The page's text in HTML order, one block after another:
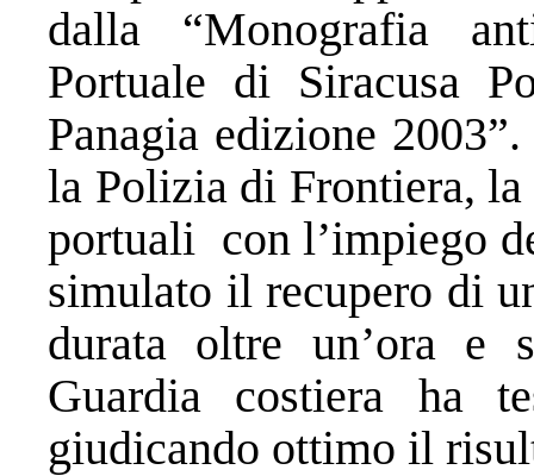
dalla “Monografia
Portuale di Siracusa
Panagia edizione
la Polizia di Frontiera,
portuali con l’impiego
simulato il recupero di
durata oltre un’ora e
Guardia costiera ha
giudicando ottimo il